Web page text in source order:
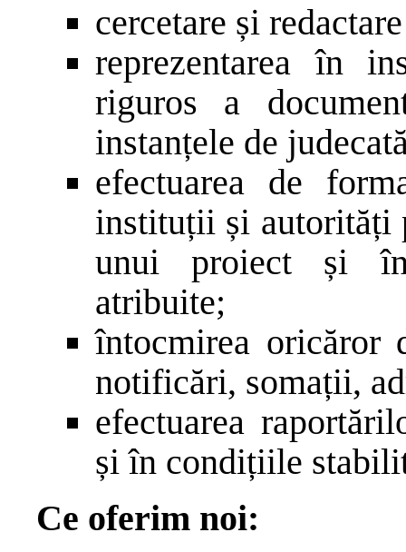
cercetare și
reprezentarea în
riguros a
instanțele de
efectuarea de
instituții și autorități
unui proiect și
atribuite;
întocmirea oricăror
notificări, somații,
efectuarea
și în condițiile
Ce oferim noi: